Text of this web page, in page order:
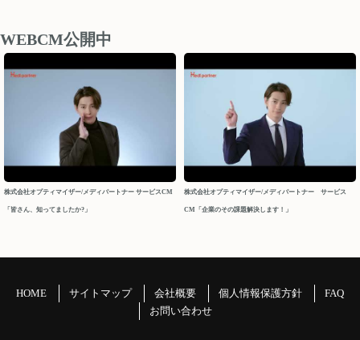
後、順次確認し対応させていただきます。
以上、ご迷惑をお掛け致しますが、どうぞよろしくお願い
申し上げます。
今後ともメディパートナーを何卒よろしくお願いいたしま
メディパートナーサポート
2026/04/10
ートでございます。
GW休業につきましてご案内申し上げます。
WEBCM公開中
株式会社オプティマイザー/メディパートナー サービスCM
「皆さん、知ってましたか?」
株式会社オプティマイザー/メディパートナー サービス
CM「企業のその課題解決します！」
HOME サイトマップ 会社概要 個人情報保護方針
FAQ
お問い合わせ